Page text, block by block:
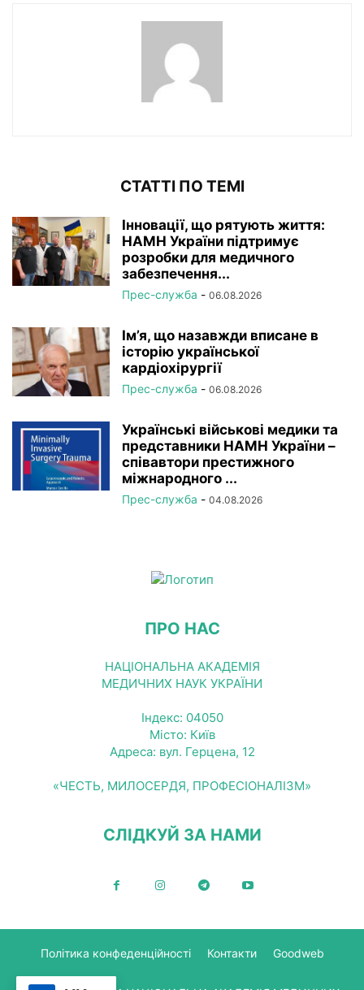
СТАТТІ ПО ТЕМІ
Інновації, що рятують життя:
НАМН України підтримує
розробки для медичного
забезпечення...
Прес-служба - 06.08.2026
Ім’я, що назавжди вписане в
історію української
кардіохірургії
Прес-служба - 06.08.2026
Українські військові медики та
представники НАМН України –
співавтори престижного
міжнародного ...
Прес-служба - 04.08.2026
ПРО НАС
НАЦІОНАЛЬНА АКАДЕМІЯ
МЕДИЧНИХ НАУК УКРАЇНИ
Індекс: 04050
Місто: Київ
Адреса: вул. Герцена, 12
«ЧЕСТЬ, МИЛОСЕРДЯ, ПРОФЕСІОНАЛІЗМ»
СЛІДКУЙ ЗА НАМИ
Політика конфеденційності Контакти Goodweb